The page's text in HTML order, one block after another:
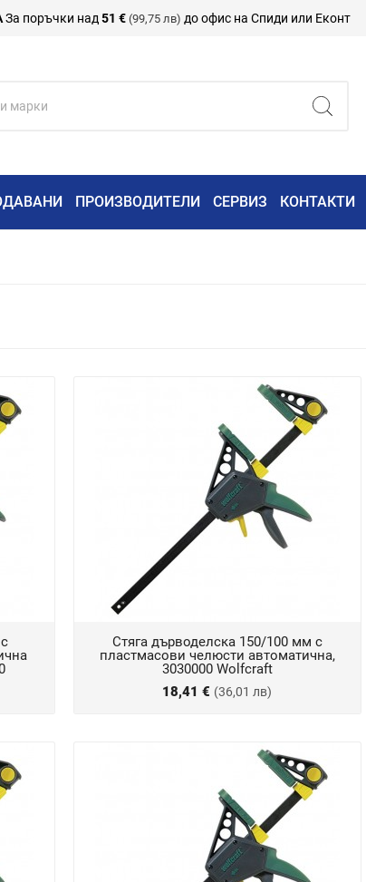
За поръчки над 51 € (99,75 лв) до офис на Спиди или Еконт
ПРОИЗВОДИТЕЛИ СЕРВИЗ КОНТАКТИ
Стяга дърводелска 150/100 мм с
пластмасови челюсти автоматична,
3030000 Wolfcraft
18,41 € (36,01 лв)